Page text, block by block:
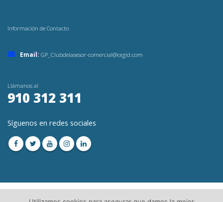
Información de Contacto
Email: GP_Clubdelasesor-comercial@cegid.com
Llámanos al
910 312 311
Síguenos en redes sociales